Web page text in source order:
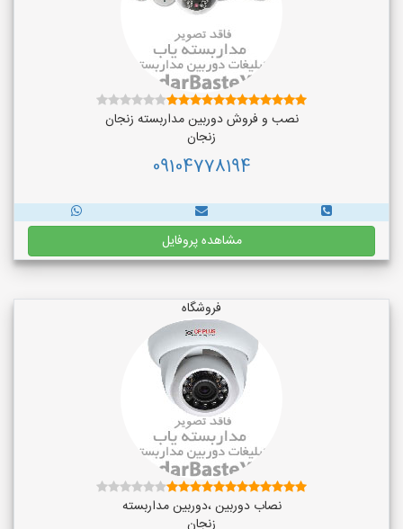
نصب و فروش دوربین مداربسته زنجان
زنجان
09104778194
مشاهده پروفایل
فروشگاه
نصاب دوربین ،دوربین مداربسته
زنجان